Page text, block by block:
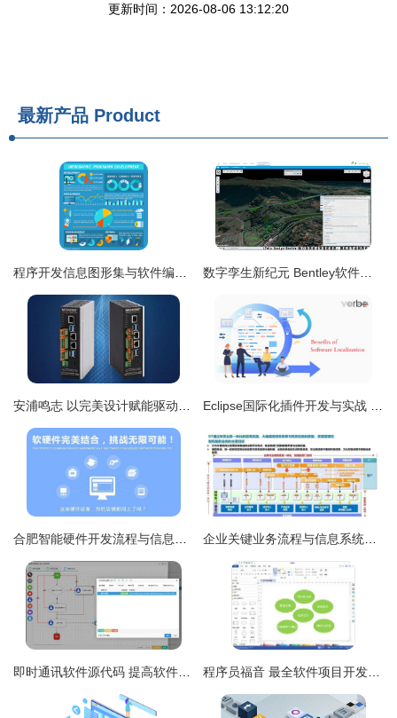
更新时间：2026-08-06 13:12:20
最新产品 Product